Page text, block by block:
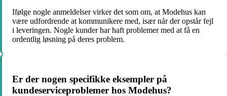
Ifølge nogle anmeldelser virker det som om, at Modehus kan
være udfordrende at kommunikere med, især når der opstår fejl
i leveringen. Nogle kunder har haft problemer med at få en
ordentlig løsning på deres problem.
Er der nogen specifikke eksempler på
kundeserviceproblemer hos Modehus?